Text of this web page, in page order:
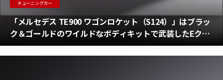
チューニングカー
「メルセデス TE900 ワゴンロケット（S124）」はブラッ
ク＆ゴールドのワイルドなボディキットで武装したEクラ
スワゴン